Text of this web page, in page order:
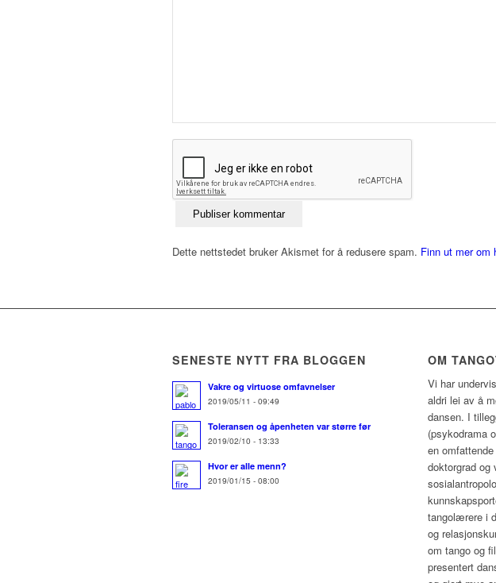
Dette nettstedet bruker Akismet for å redusere spam. Finn ut mer om
SENESTE NYTT FRA BLOGGEN
Vakre og virtuose omfavnelser
2019/05/11 - 09:49
Toleransen og åpenheten var større før
2019/02/10 - 13:33
Hvor er alle menn?
2019/01/15 - 08:00
OM
Vi har
aldri lei av å
dansen. I
(psykodrama
en
doktorgrad og
tangolærere i
og
om tango og
presentert